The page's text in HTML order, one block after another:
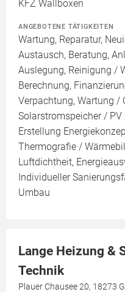
KFZ Wallboxen
ANGEBOTENE TÄTIGKEITEN
Wartung, Reparatur,
Austausch, Beratung,
Auslegung, Reinigung /
Berechnung,
Verpachtung, Wartung /
Solarstromspeicher / PV
Erstellung
Thermografie /
Luftdichtheit,
Individueller
Umbau
Lange Heizung &
Technik
Plauer Chausee 20, 18273